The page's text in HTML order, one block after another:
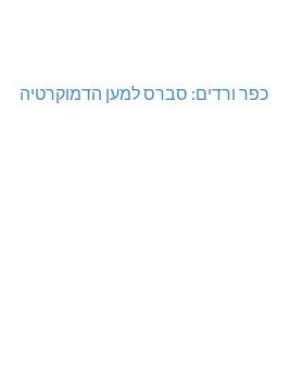
כפר ורדים: סברס למען הדמוקרטיה